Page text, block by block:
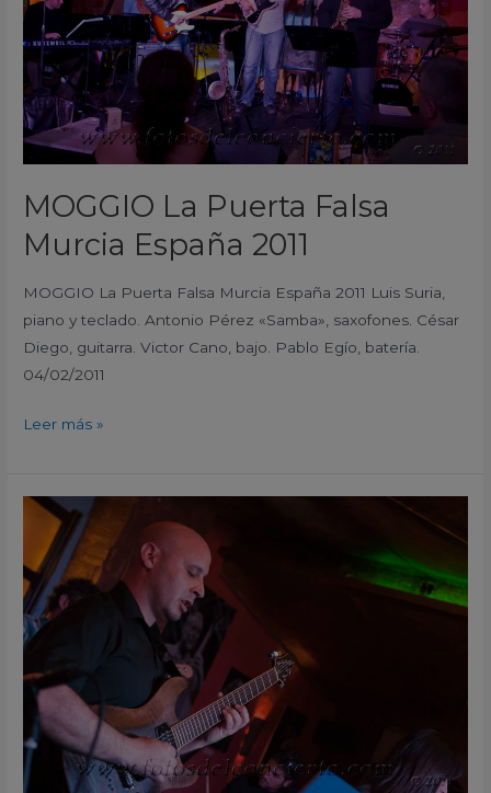
MOGGIO La Puerta Falsa
Murcia España 2011
MOGGIO La Puerta Falsa Murcia España 2011 Luis Suria,
piano y teclado. Antonio Pérez «Samba», saxofones. César
Diego, guitarra. Victor Cano, bajo. Pablo Egío, batería.
04/02/2011
España
2011
Leer más »
Jazz
Four
Quartet
y
David
Cano
La
Puerta
Falsa
Murcia
España